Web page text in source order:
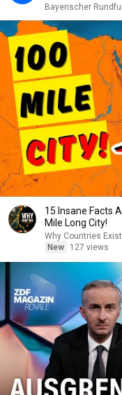
Bayerischer
15 Insane Facts
Mile Long City!
Why Countries Exist
New
127 views